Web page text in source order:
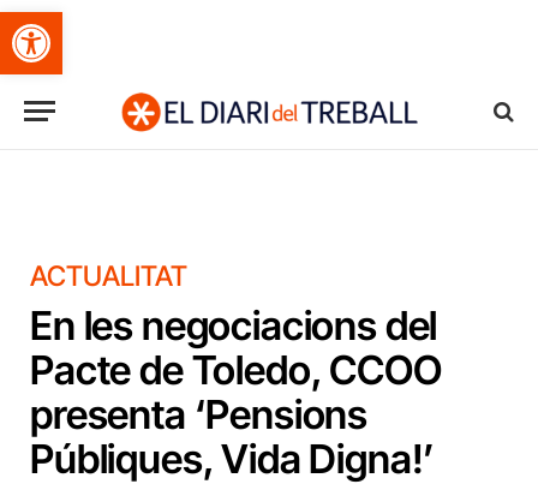
Obre la barra d'eines
ACTUALITAT
En les negociacions del
Pacte de Toledo, CCOO
presenta ‘Pensions
Públiques, Vida Digna!’